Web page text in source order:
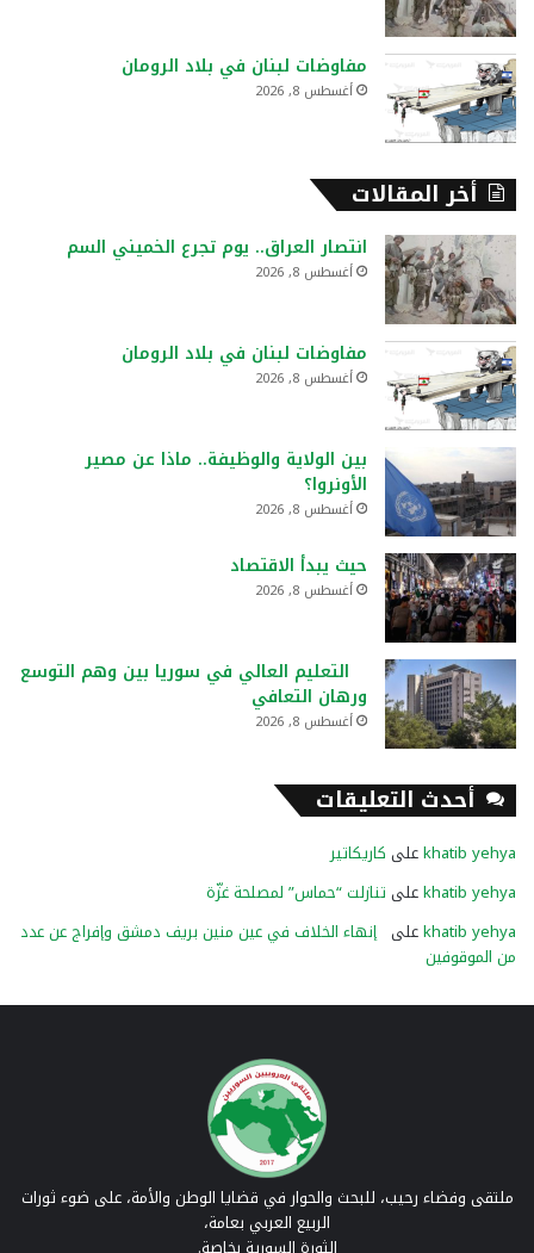
مفاوضات لبنان في بلاد الرومان
أغسطس 8, 2026
أخر المقالات
انتصار العراق.. يوم تجرع الخميني السم
أغسطس 8, 2026
مفاوضات لبنان في بلاد الرومان
أغسطس 8, 2026
بين الولاية والوظيفة.. ماذا عن مصير
الأونروا؟
أغسطس 8, 2026
حيث يبدأ الاقتصاد
أغسطس 8, 2026
التعليم العالي في سوريا بين وهم التوسع
ورهان التعافي
أغسطس 8, 2026
أحدث التعليقات
khatib yehyaعلى كاريكاتير
khatib yehyaعلى تنازلت “حماس” لمصلحة غزّة
khatib yehyaعلى إنهاء الخلاف في عين منين بريف دمشق وإفراج عن عدد
من الموقوفين
ملتقى وفضاء رحيب، للبحث والحوار في قضايا الوطن والأمة، على ضوء ثورات
الربيع العربي بعامة،